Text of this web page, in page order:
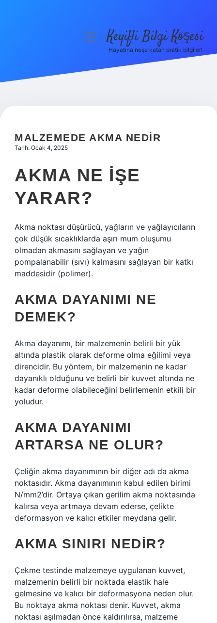
Hakkımızda
menüyüKeyifli Bilgi Köşesi
Hayatına neşe katan pratik bilgiler!
MALZEMEDE AKMA NEDIR
Tarih: Ocak 4, 2025
AKMA NE IŞE
YARAR?
Akma noktası düşürücü, yağların ve yağlayıcıların
çok düşük sıcaklıklarda aşırı mum oluşumu
olmadan akmasını sağlayan ve yağın
pompalanabilir (sıvı) kalmasını sağlayan bir katkı
maddesidir (polimer).
AKMA DAYANIMI NE
DEMEK?
Akma dayanımı, bir malzemenin belirli bir yük
altında plastik olarak deforme olma eğilimi veya
direncidir. Bu yöntem, bir malzemenin ne kadar
dayanıklı olduğunu ve belirli bir kuvvet altında ne
kadar deforme olabileceğini belirlemenin etkili bir
yoludur.
AKMA DAYANIMI
ARTARSA NE OLUR?
Çeliğin akma dayanımının bir diğer adı da akma
noktasıdır. Akma dayanımının kabul edilen birimi
N/mm2’dir. Ortaya çıkan gerilim akma noktasında
kalırsa veya artmaya devam ederse, çelikte
deformasyon ve kalıcı etkiler meydana gelir.
AKMA SINIRI NEDIR?
Çekme testinde malzemeye uygulanan kuvvet,
malzemenin belirli bir noktada elastik hale
gelmesine ve kalıcı bir deformasyona neden olur.
Bu noktaya akma noktası denir. Kuvvet, akma
noktası aşılmadan önce kaldırılırsa, malzeme